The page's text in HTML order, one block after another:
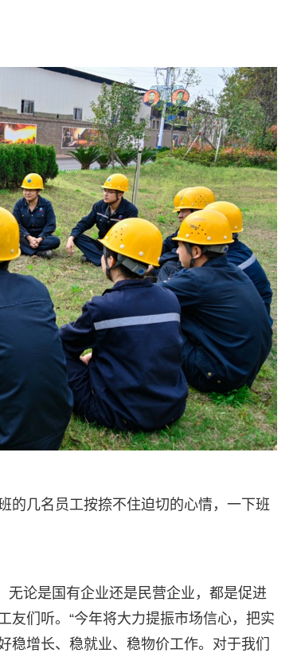
的几名员工按捺不住迫切的心情，一下班
无论是国有企业还是民营企业，都是促进
友们听。“今年将大力提振市场信心，把实
增长、稳就业、稳物价工作。对于我们